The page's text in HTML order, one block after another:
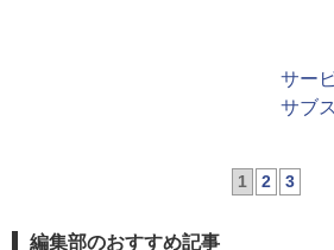
サー
サブ
1 2 3
編集部のおすすめ記事